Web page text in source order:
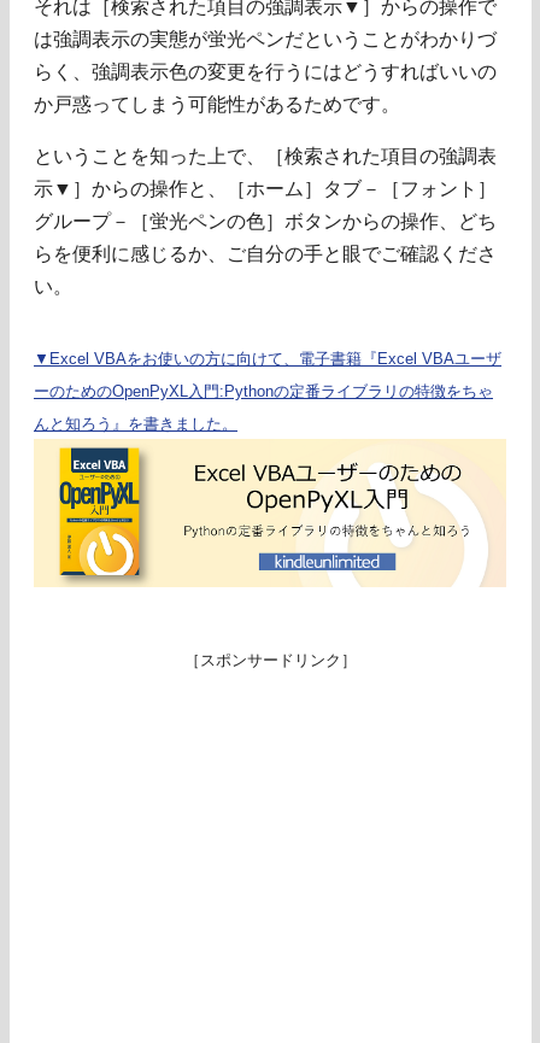
それは［検索された項目の強調表示▼］からの操作で
は強調表示の実態が蛍光ペンだということがわかりづ
らく、強調表示色の変更を行うにはどうすればいいの
か戸惑ってしまう可能性があるためです。
ということを知った上で、［検索された項目の強調表
示▼］からの操作と、［ホーム］タブ－［フォント］
グループ－［蛍光ペンの色］ボタンからの操作、どち
らを便利に感じるか、ご自分の手と眼でご確認くださ
い。
▼Excel VBAをお使いの方に向けて、電子書籍『Excel VBAユーザ
ーのためのOpenPyXL入門:Pythonの定番ライブラリの特徴をちゃ
んと知ろう』を書きました。
［スポンサードリンク］